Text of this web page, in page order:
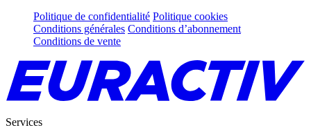
Politique de confidentialité Politique cookies
Conditions générales Conditions d’abonnement
Conditions de vente
Services